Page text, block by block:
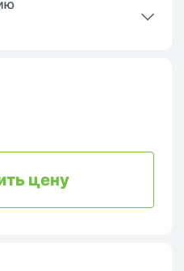
цену